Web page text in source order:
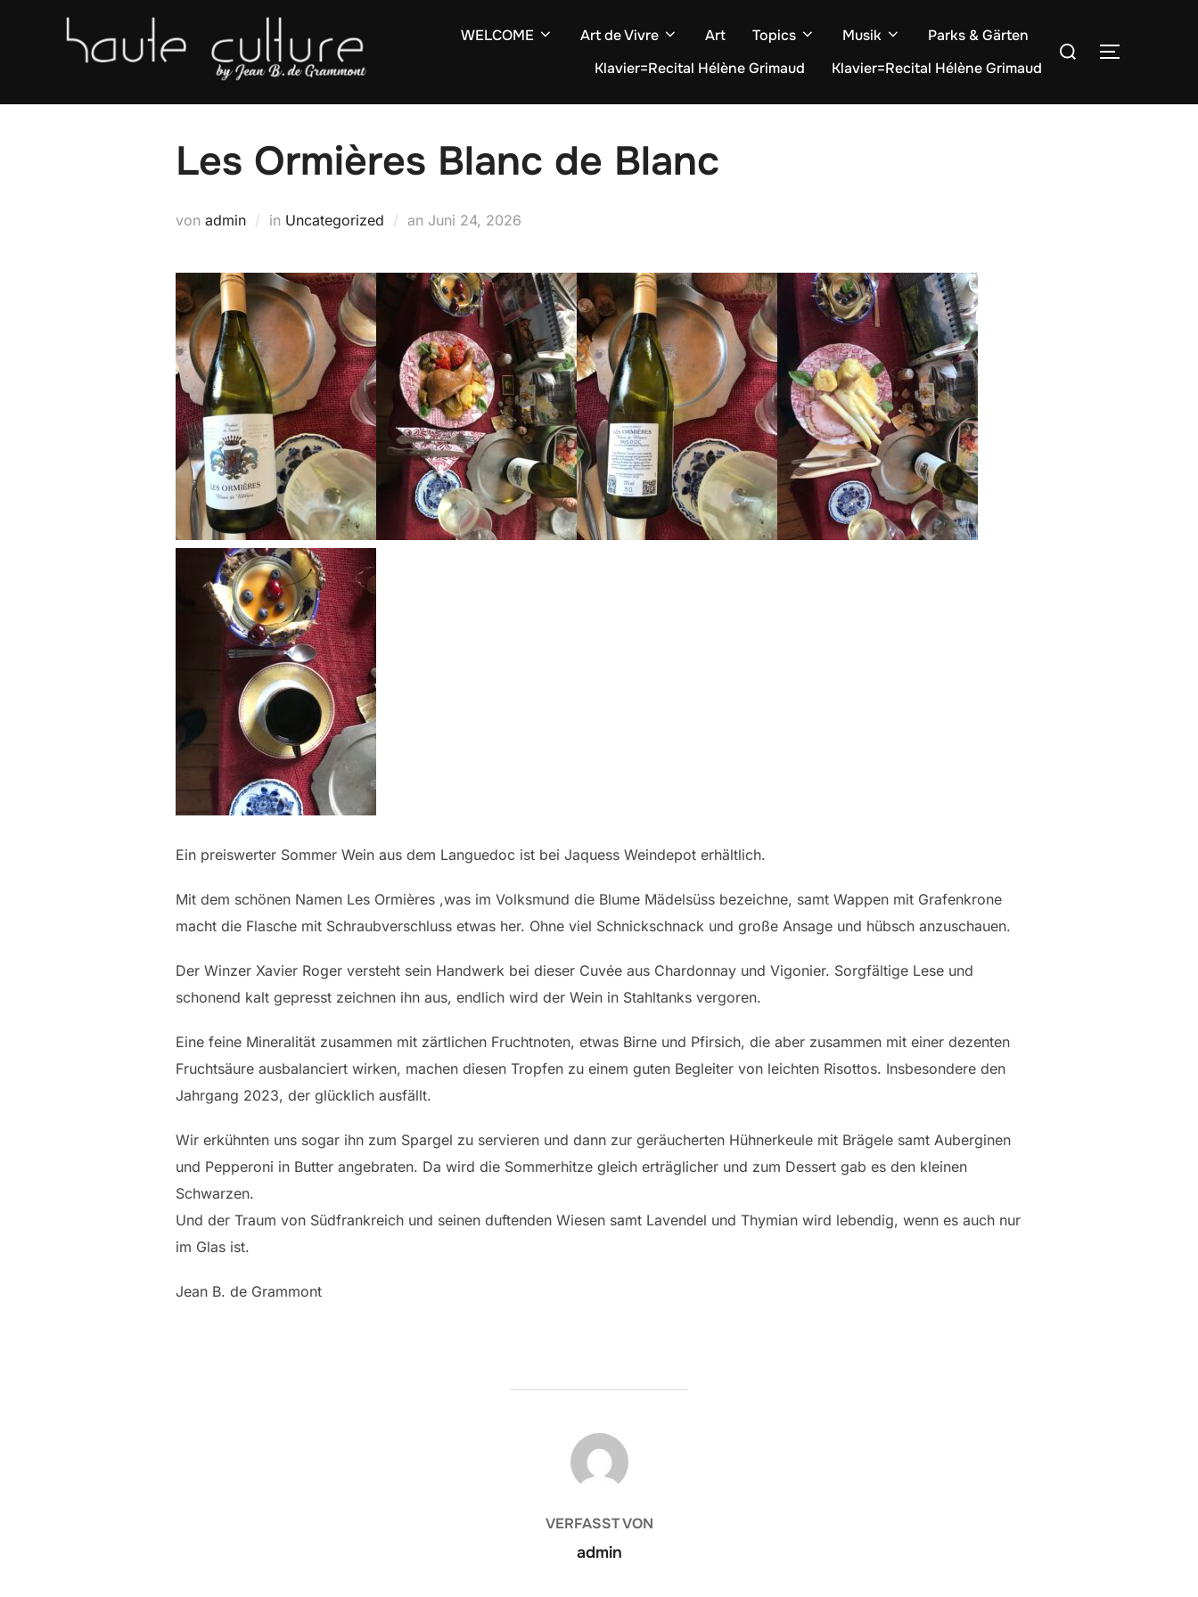
WELCOME Art de Vivre Art Topics Musik
Parks & Gärten
Klavier=Recital Hélène Grimaud
Klavier=Recital Hélène Grimaud
Suchen
Les Ormières Blanc de Blanc
von admin in Uncategorized an Veröffentlicht
Juni 24, 2026
Ein preiswerter Sommer Wein aus dem Languedoc ist bei Jaquess Weindepot erhältlich.
Mit dem schönen Namen Les Ormières ,was im Volksmund die Blume Mädelsüss bezeichne, samt Wappen mit Grafenkrone
macht die Flasche mit Schraubverschluss etwas her. Ohne viel Schnickschnack und große Ansage und hübsch anzuschauen.
Der Winzer Xavier Roger versteht sein Handwerk bei dieser Cuvée aus Chardonnay und Vigonier. Sorgfältige Lese und
schonend kalt gepresst zeichnen ihn aus, endlich wird der Wein in Stahltanks vergoren.
Eine feine Mineralität zusammen mit zärtlichen Fruchtnoten, etwas Birne und Pfirsich, die aber zusammen mit einer dezenten
Fruchtsäure ausbalanciert wirken, machen diesen Tropfen zu einem guten Begleiter von leichten Risottos. Insbesondere den
Jahrgang 2023, der glücklich ausfällt.
Wir erkühnten uns sogar ihn zum Spargel zu servieren und dann zur geräucherten Hühnerkeule mit Brägele samt Auberginen
und Pepperoni in Butter angebraten. Da wird die Sommerhitze gleich erträglicher und zum Dessert gab es den kleinen
Schwarzen.
Und der Traum von Südfrankreich und seinen duftenden Wiesen samt Lavendel und Thymian wird lebendig, wenn es auch nur
im Glas ist.
Jean B. de Grammont
BEITRAGSAUTOR
VERFASST VON
admin